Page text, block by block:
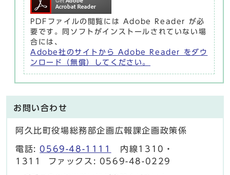
PDFファイルの閲覧には Adobe Reader が必
要です。同ソフトがインストールされていない場
合には、
Adobe社のサイトから Adobe Reader をダウ
ンロード（無償）してください。
お問い合わせ
阿久比町役場総務部企画広報課企画政策係
電話: 0569-48-1111
内線1310・
1311 ファックス: 0569-48-0229